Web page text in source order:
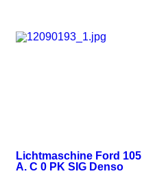
Lichtmaschine Ford 105
A. C 0 PK SIG Denso